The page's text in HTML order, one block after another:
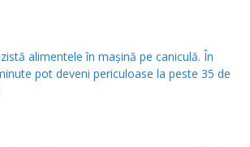
alimentele în mașină pe caniculă. În
pot deveni periculoase la peste 35 de